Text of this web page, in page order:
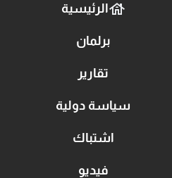
الرئيسية
برلمان
تقارير
سياسة دولية
اشتباك
فيديو